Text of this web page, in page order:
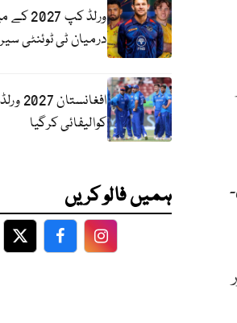
ورلڈ
درمیان ٹی ٹوئنٹی
کوالیفائی کرگیا
ہمیں فالو کریں
TwitterFacebookFacebook